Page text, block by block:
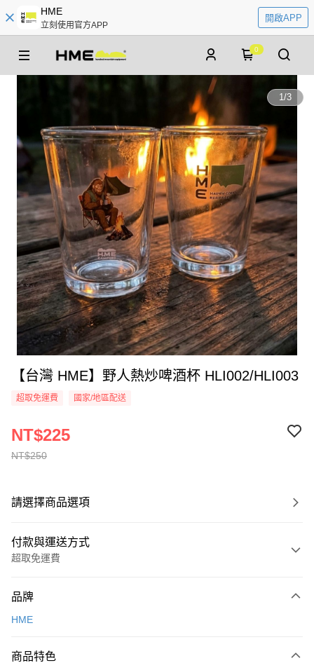
HME
立刻使用官方APP
開啟APP
0
1/3
【台灣 HME】野人熱炒啤酒杯 HLI002/HLI003
超取免運費 國家/地區配送
NT$250
NT$225
請選擇商品選項
付款與運送方式
超取免運費
信用卡一次付款
3 期 0 利率 每期
品牌
HME
商品特色